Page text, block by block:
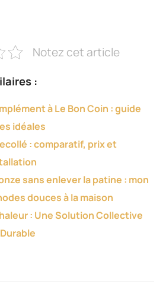
Notez cet article
:
à Le Bon Coin : guide
idéales
: comparatif, prix et
sans enlever la patine : mon
douces à la maison
: Une Solution Collective